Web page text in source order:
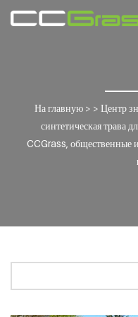
На главную> > Центр
синтетическая трава
CCGrass, общественные